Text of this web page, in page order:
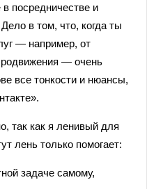
посредничестве и
в том, что, когда ты
— например, от
— очень
все тонкости и нюансы,
так как я ленивый для
лень только помогает:
задаче самому,